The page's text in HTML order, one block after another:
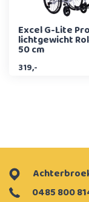
Excel G-Lite Pro
lichtgewicht
50 cm
319,-
0485 800